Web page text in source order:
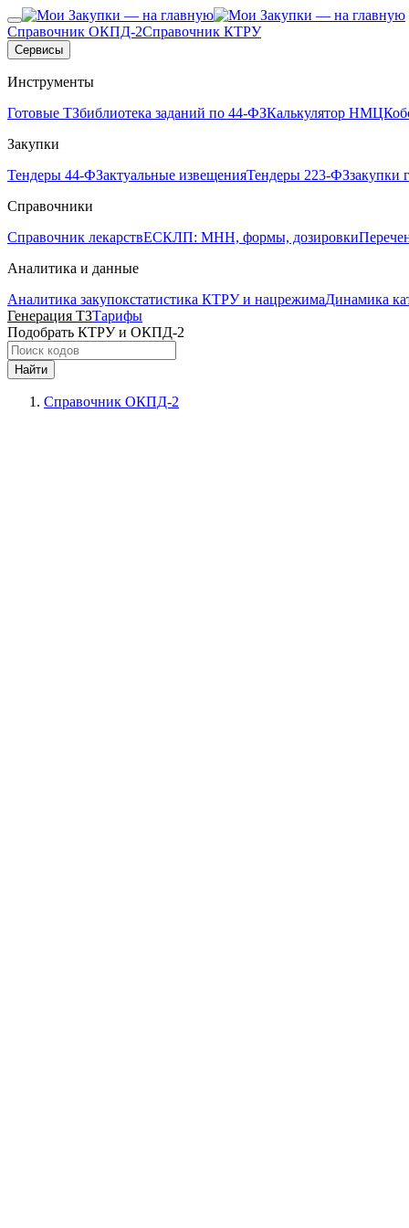
Справочник ОКПД-2Справочник КТРУ
Сервисы
Инструменты
Готовые ТЗбиблиотека заданий по 44-ФЗКалькулятор НМЦК
Закупки
Тендеры 44-ФЗактуальные извещенияТендеры 223-ФЗзакупки
Справочники
Справочник лекарствЕСКЛП: МНН, формы, дозировки
Аналитика и данные
Аналитика закупокстатистика КТРУ и нацрежимаДинамика
Генерация ТЗТарифы
Подобрать КТРУ и ОКПД-2
Найти
Справочник ОКПД-2